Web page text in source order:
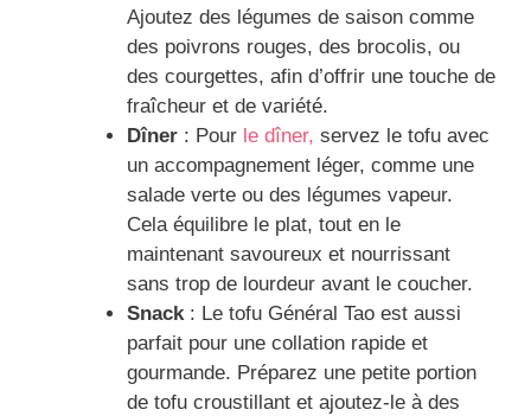
Ajoutez des légumes de saison comme
des poivrons rouges, des brocolis, ou
des courgettes, afin d’offrir une touche de
fraîcheur et de variété.
Dîner: Pourle dîner, servez le tofu avec
un accompagnement léger, comme une
salade verte ou des légumes vapeur.
Cela équilibre le plat, tout en le
maintenant savoureux et nourrissant
sans trop de lourdeur avant le coucher.
Snack: Le tofu Général Tao est aussi
parfait pour une collation rapide et
gourmande. Préparez une petite portion
de tofu croustillant et ajoutez-le à des